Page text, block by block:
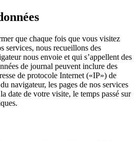
que chaque fois que vous visitez
services, nous recueillons des
nous envoie et qui s’appellent des
de journal peuvent inclure des
de protocole Internet («IP») de
navigateur, les pages de nos services
date de votre visite, le temps passé sur